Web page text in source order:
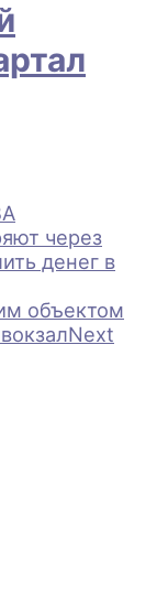
через
денег в
объектом
Next